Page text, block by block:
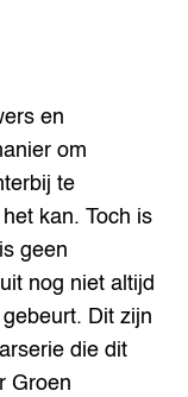
en
om
te
kan. Toch is
geen
nog niet altijd
Dit zijn
die dit
Groen